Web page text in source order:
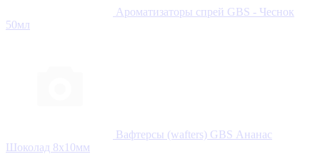
Ароматизаторы спрей GBS - Чеснок
50мл
Вафтерсы (wafters) GBS Ананас
Шоколад 8x10мм